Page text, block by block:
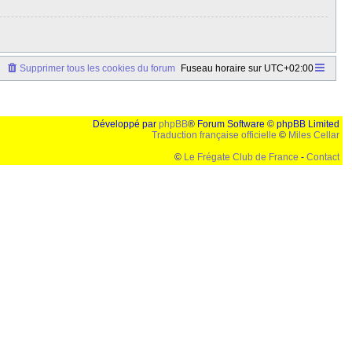
Fuseau horaire sur UTC+02:00
Supprimer tous les cookies du forum
Développé par phpBB® Forum Software © phpBB Limited
Traduction française officielle © Miles Cellar
© Le Frégate Club de France - Contact